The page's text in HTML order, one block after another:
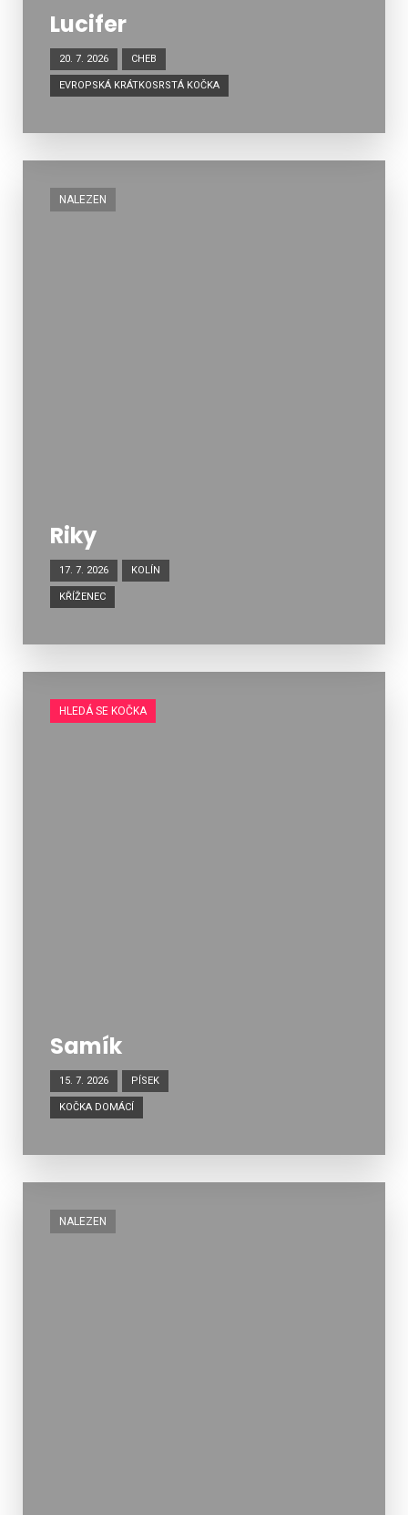
Lucifer
20. 7. 2026 CHEB
EVROPSKÁ KRÁTKOSRSTÁ KOČKA
NALEZEN
Riky
17. 7. 2026 KOLÍN
KŘÍŽENEC
HLEDÁ SE KOČKA
Samík
15. 7. 2026 PÍSEK
KOČKA DOMÁCÍ
NALEZEN